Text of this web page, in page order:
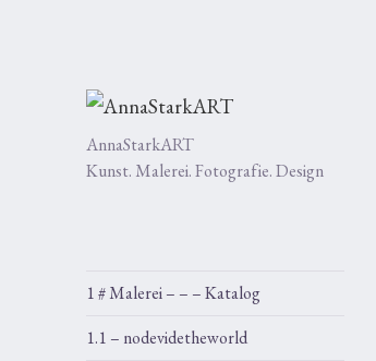
AnnaStarkART
Kunst. Malerei. Fotografie. Design
1 # Malerei – – – Katalog
1.1 – nodevidetheworld